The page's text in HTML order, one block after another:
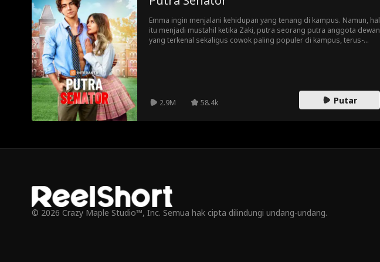
Emma ingin menjalani kehidupan yang tenang di kampus. Namun, hal
itu menjadi mustahil ketika Zaki, putra seorang putra anggota dewan
yang terkenal sekaligus cowok paling populer di kampus, terus-
2.9M
58.4k Putar
© 2026 Crazy Maple Studio™, Inc. Semua hak cipta dilindungi undang-undang.